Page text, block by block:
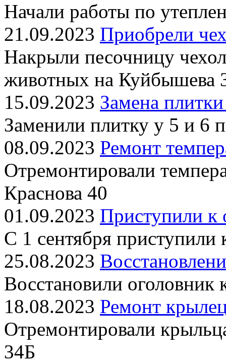
Начали работы по
21.09.2023 Приобрели
Накрыли песочницу
животных на Куйбышева
15.09.2023 Замена
Заменили плитку у 5 и 6
08.09.2023 Ремонт
Отремонтировали
Краснова 40
01.09.2023 Приступили к
С 1 сентября
25.08.2023
Восстановили
18.08.2023 Ремонт
Отремонтировали
34Б